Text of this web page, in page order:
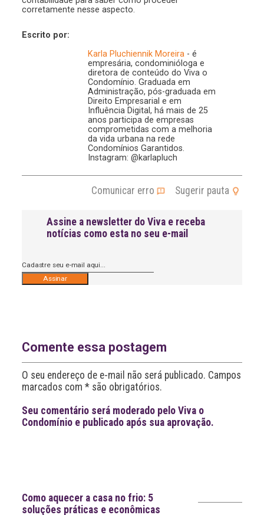
corretamente nesse aspecto.
Escrito por:
Karla Pluchiennik Moreira - é
empresária, condominióloga e
diretora de conteúdo do Viva o
Condomínio. Graduada em
Administração, pós-graduada em
Direito Empresarial e em
Influência Digital, há mais de 25
anos participa de empresas
comprometidas com a melhoria
da vida urbana na rede
Condomínios Garantidos.
Instagram: @karlapluch
Comunicar erro Sugerir pauta
Assine a newsletter do Viva e receba
notícias como esta no seu e-mail
n
a
t
i
v
:
Comente essa postagem
O seu endereço de e-mail não será publicado. Campos
marcados com * são obrigatórios.
Seu comentário será moderado pelo Viva o
Condomínio e publicado após sua aprovação.
Notícias recentes
Como aquecer a casa no frio: 5
soluções práticas e econômicas